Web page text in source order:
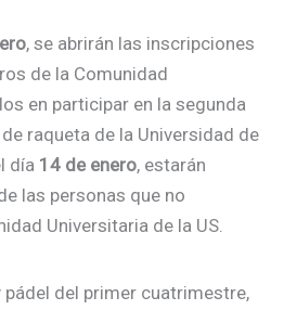
, se abrirán las inscripciones
de la Comunidad
en participar en la segunda
raqueta de la Universidad de
día 14 de enero, estarán
las personas que no
Universitaria de la US.
del primer cuatrimestre,